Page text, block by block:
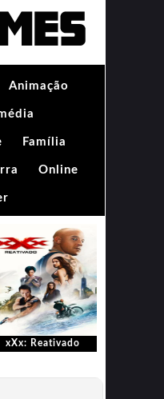
Animação
Família
Online
xXx: Reativado